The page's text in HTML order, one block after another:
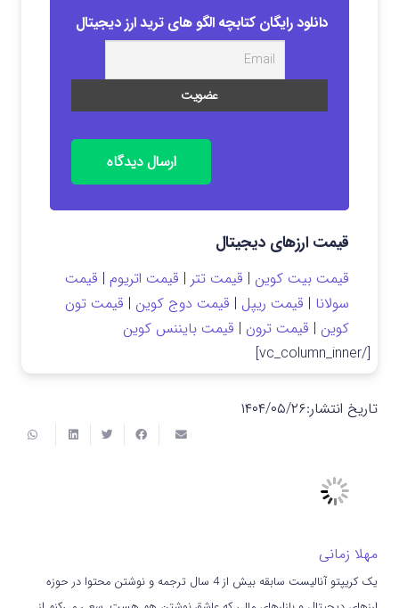
دانلود رایگان کتابچه الگو های ترید ارز دیجیتال
ارسال دیدگاه
قیمت ارزهای دیجیتال
قیمت بیت کوین | قیمت تتر | قیمت اتریوم | قیمت
سولانا | قیمت ریپل | قیمت دوج کوین | قیمت تون
کوین | قیمت ترون | قیمت بایننس کوین
[/vc_column_inner]
تاریخ انتشار:۱۴۰۴/۰۵/۲۶
مهلا زمانی
یک کریپتو آنالیست سابقه بیش از 4 سال ترجمه و نوشتن محتوا در حوزه